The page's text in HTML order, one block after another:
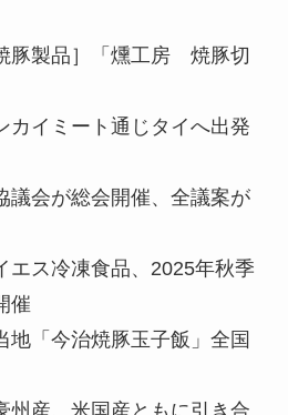
豚製品］「燻工房 焼豚切
カイミート通じタイへ出発
議会が総会開催、全議案が
エス冷凍食品、2025年秋季
催
地「今治焼豚玉子飯」全国
州産、米国産ともに引き合